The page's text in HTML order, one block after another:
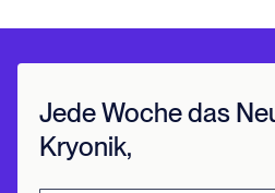
Jede Woche das
Kryonik,